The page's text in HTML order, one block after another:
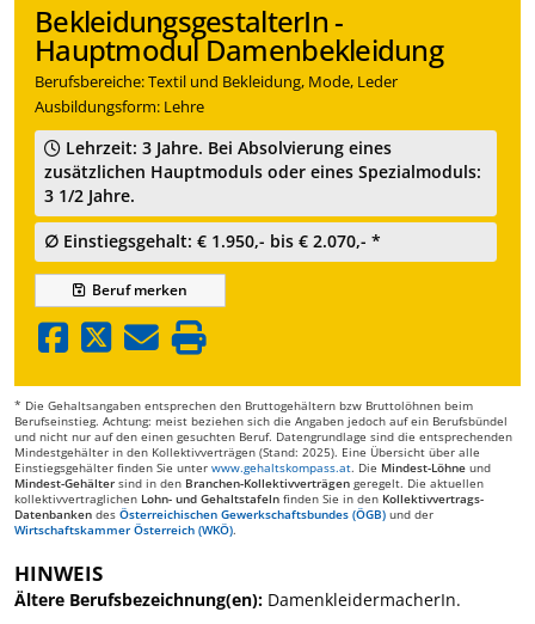
BekleidungsgestalterIn -
Hauptmodul Damenbekleidung
Berufsbereiche: Textil und Bekleidung, Mode, Leder
Ausbildungsform: Lehre
Lehrzeit: 3 Jahre. Bei Absolvierung eines
zusätzlichen Hauptmoduls oder eines Spezialmoduls:
3 1/2 Jahre.
∅ Einstiegsgehalt: € 1.950,- bis € 2.070,- *
Berufmerken
* Die Gehaltsangaben entsprechen den Bruttogehältern bzw Bruttolöhnen beim
Berufseinstieg. Achtung: meist beziehen sich die Angaben jedoch auf ein Berufsbündel
und nicht nur auf den einen gesuchten Beruf. Datengrundlage sind die entsprechenden
Mindestgehälter in den Kollektivverträgen (Stand: 2025). Eine Übersicht über alle
Einstiegsgehälter finden Sie unter www.gehaltskompass.at. Die Mindest-Löhne und
Mindest-Gehälter sind in den Branchen-Kollektivverträgen geregelt. Die aktuellen
kollektivvertraglichen Lohn- und Gehaltstafeln finden Sie in den Kollektivvertrags-
Datenbanken des Österreichischen Gewerkschaftsbundes (ÖGB) und der
Wirtschaftskammer Österreich (WKÖ).
HINWEIS
Ältere Berufsbezeichnung(en): DamenkleidermacherIn.